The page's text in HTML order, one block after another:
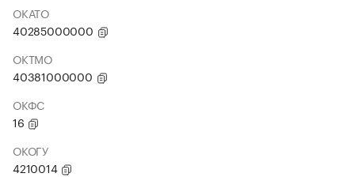
ОКАТО
40285000000
ОКТМО
40381000000
ОКФС
16
ОКОГУ
4210014